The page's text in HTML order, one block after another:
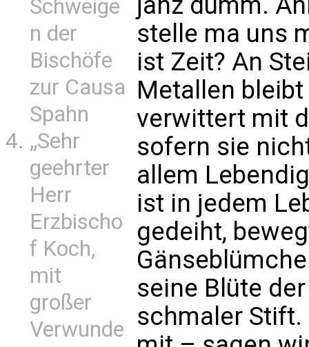
Schweige
n der
Bischöfe
zur Causa
Spahn
„Sehr
geehrter
Herr
Erzbischo
f Koch,
mit
großer
Verwunde
stelle ma uns
ist Zeit? An
Metallen
verwittert mit
sofern sie
allem
ist in jedem
gedeiht,
seine Blüte
schmaler Stift.